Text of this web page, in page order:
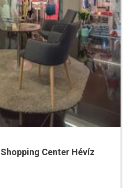
Center Hévíz